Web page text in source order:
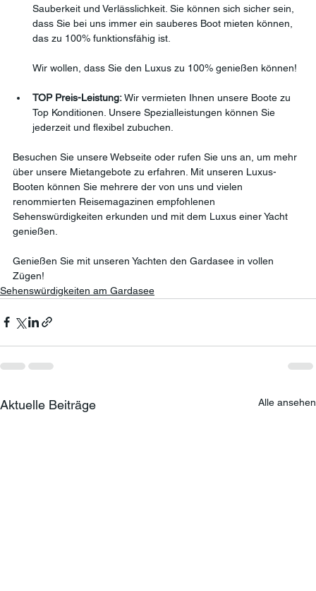
Sauberkeit und Verlässlichkeit. Sie können sich sicher sein,
dass Sie bei uns immer ein sauberes Boot mieten können,
das zu 100% funktionsfähig ist.
Wir wollen, dass Sie den Luxus zu 100% genießen können!
TOP Preis-Leistung: Wir vermieten Ihnen unsere Boote zu
Top Konditionen. Unsere Spezialleistungen können Sie
jederzeit und flexibel zubuchen.
Besuchen Sie unsere Webseite oder rufen Sie uns an, um mehr
über unsere Mietangebote zu erfahren. Mit unseren Luxus-
Booten können Sie mehrere der von uns und vielen
renommierten Reisemagazinen empfohlenen
Sehenswürdigkeiten erkunden und mit dem Luxus einer Yacht
genießen.
Genießen Sie mit unseren Yachten den Gardasee in vollen
Zügen!
Sehenswürdigkeiten am Gardasee
Aktuelle Beiträge Alle ansehen